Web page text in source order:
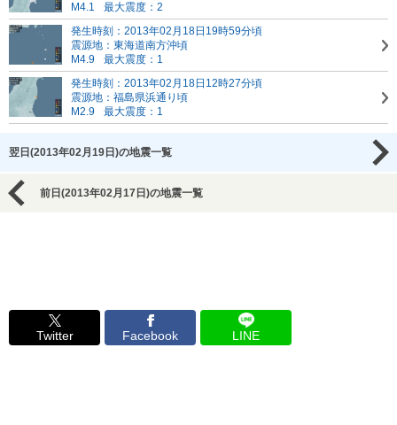
M4.1
最大震度：2
発生時刻：2013年02月18日19時59分頃
震源地：東海道南方沖頃
M4.9
最大震度：1
発生時刻：2013年02月18日12時27分頃
震源地：福島県浜通り頃
M2.9
最大震度：1
翌日(2013年02月19日)の地震一覧
前日(2013年02月17日)の地震一覧
Twitter Facebook LINE